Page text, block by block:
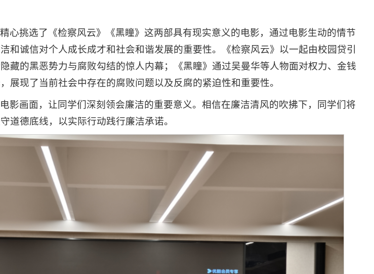
心挑选了《检察风云》《黑瞳》这两部具有现实意义的电影，通过电影生动的情节
和诚信对个人成长成才和社会和谐发展的重要性。《检察风云》以一起由校园贷引
藏的黑恶势力与腐败勾结的惊人内幕；《黑瞳》通过吴曼华等人物面对权力、金钱
展现了当前社会中存在的腐败问题以及反腐的紧迫性和重要性。
影画面，让同学们深刻领会廉洁的重要意义。相信在廉洁清风的吹拂下，同学们将
道德底线，以实际行动践行廉洁承诺。